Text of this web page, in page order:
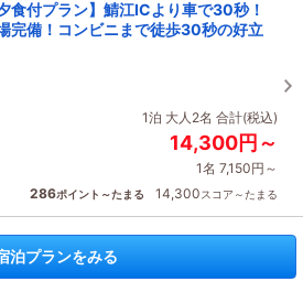
食付プラン】鯖江ICより車で30秒！
完備！コンビニまで徒歩30秒の好立
1泊 大人2名 合計(税込)
14,300円～
1名 7,150円～
286ポイント～たまる 14,300スコア～たまる
泊プランをみる